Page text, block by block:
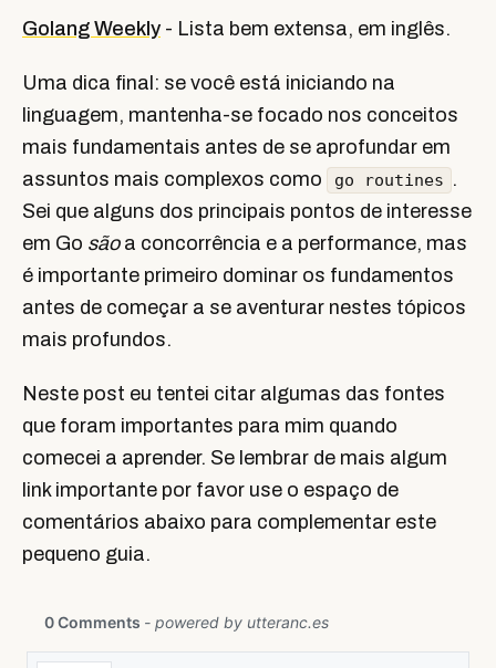
Golang Weekly - Lista bem extensa, em inglês.
Uma dica final: se você está iniciando na
linguagem, mantenha-se focado nos conceitos
mais fundamentais antes de se aprofundar em
assuntos mais complexos como
go routines .
Sei que alguns dos principais pontos de interesse
em Go sãoa concorrência e a performance, mas
é importante primeiro dominar os fundamentos
antes de começar a se aventurar nestes tópicos
mais profundos.
Neste post eu tentei citar algumas das fontes
que foram importantes para mim quando
comecei a aprender. Se lembrar de mais algum
link importante por favor use o espaço de
comentários abaixo para complementar este
pequeno guia.